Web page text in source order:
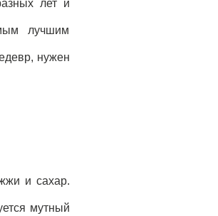
лет и
лучшим
нужен
и сахар.
мутный